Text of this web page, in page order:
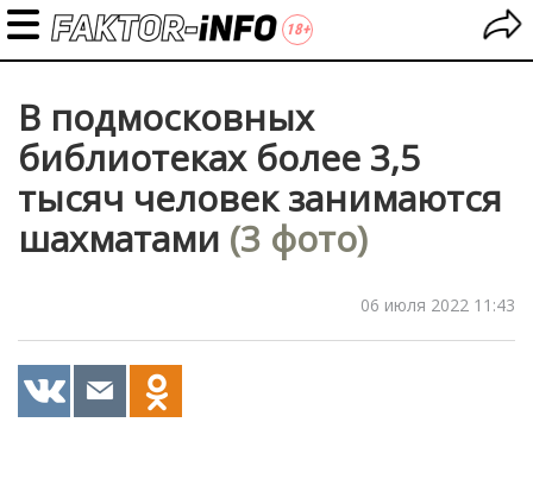
В подмосковных
библиотеках более 3,5
тысяч человек занимаются
шахматами (3 фото)
06 июля 2022 11:43